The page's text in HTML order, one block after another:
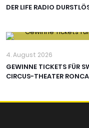
DER LIFE RADIO
4. August 2026
GEWINNE TICKETS FÜR
CIRCUS-THEATER